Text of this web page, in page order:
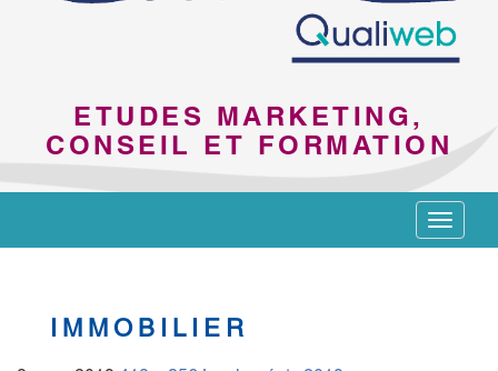
ETUDES MARKETING,
CONSEIL ET FORMATION
Toggle
IMMOBILIER